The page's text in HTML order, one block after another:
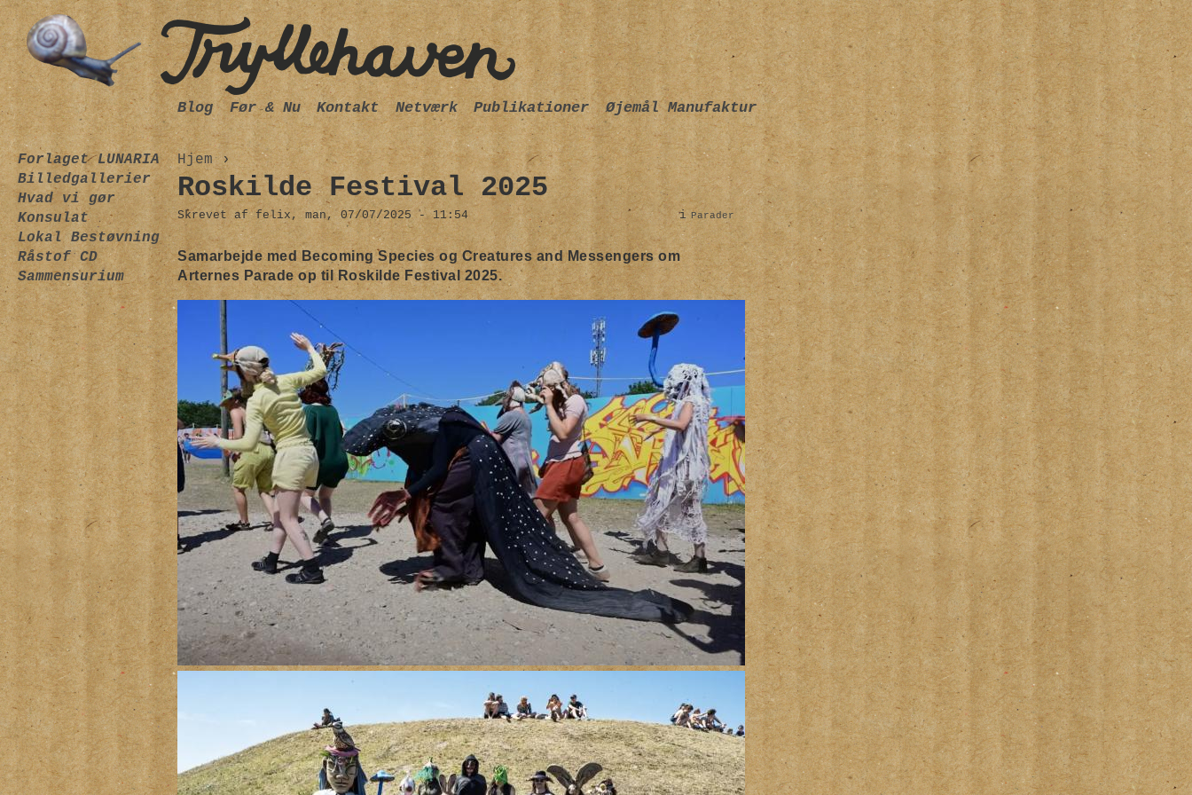
Hjem ›
Roskilde Festival 2025
Skrevet af felix, man, 07/07/2025 - 11:54 i Parader
Samarbejde med Becoming Species og Creatures and Messengers om
Arternes Parade op til Roskilde Festival 2025.
Blog Før & Nu Kontakt Netværk Publikationer Øjemål Manufaktur
Forlaget LUNARIA
Billedgallerier
Hvad vi gør
Konsulat
Lokal Bestøvning
Råstof CD
Sammensurium